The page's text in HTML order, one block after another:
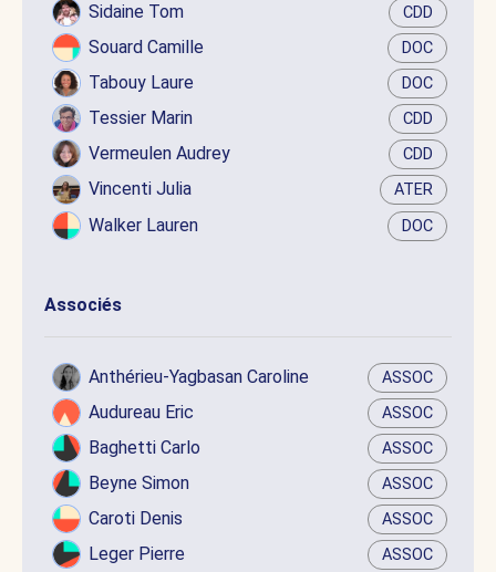
Sidaine Tom CDD
Souard Camille DOC
Tabouy Laure DOC
Tessier Marin CDD
Vermeulen Audrey CDD
Vincenti Julia ATER
Walker Lauren DOC
Associés
Anthérieu-Yagbasan Caroline ASSOC
Audureau Eric ASSOC
Baghetti Carlo ASSOC
Beyne Simon ASSOC
Caroti Denis ASSOC
Leger Pierre ASSOC